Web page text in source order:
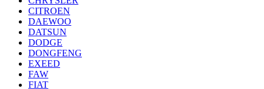
CITROEN
DAEWOO
DATSUN
DODGE
DONGFENG
EXEED
FAW
FIAT